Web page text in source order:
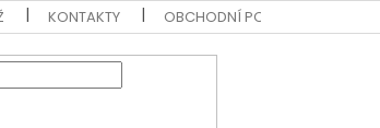
KONTAKTY OBCHODNÍ PODMÍNKY